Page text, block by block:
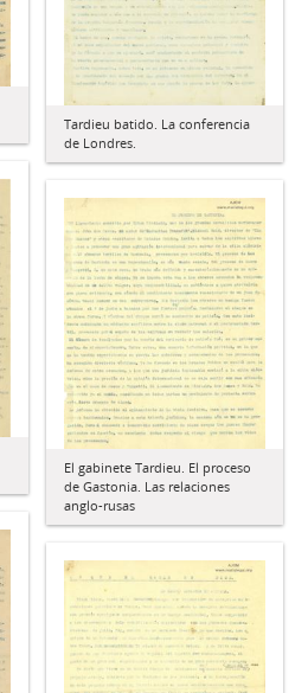
Tardieu batido. La conferencia
de Londres.
El gabinete Tardieu. El proceso
de Gastonia. Las relaciones
anglo-rusas